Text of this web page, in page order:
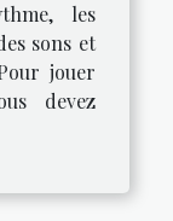
les
sons et
jouer
devez